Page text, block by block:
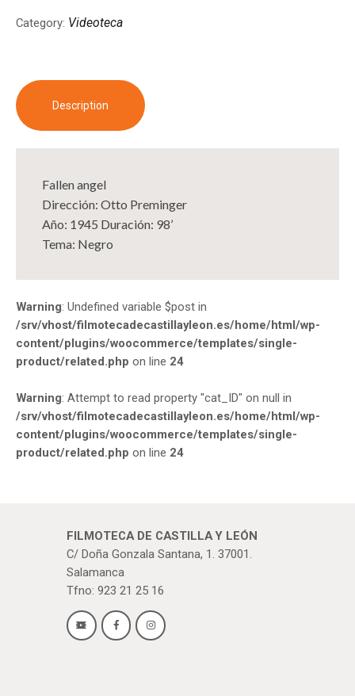
Category: Videoteca
Description
Fallen angel
Dirección: Otto Preminger
Año: 1945 Duración: 98’
Tema: Negro
Warning: Undefined variable $post in
/srv/vhost/filmotecadecastillayleon.es/home/html/wp-
content/plugins/woocommerce/templates/single-
product/related.php on line 24
Warning: Attempt to read property "cat_ID" on null in
/srv/vhost/filmotecadecastillayleon.es/home/html/wp-
content/plugins/woocommerce/templates/single-
product/related.php on line 24
FILMOTECA DE CASTILLA Y LEÓN
C/ Doña Gonzala Santana, 1. 37001.
Salamanca
Tfno: 923 21 25 16